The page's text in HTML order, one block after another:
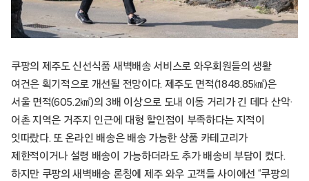
쿠팡의 제주도 신선식품 새벽배송 서비스로 와우회원들의 생활
여건은 획기적으로 개선될 전망이다. 제주도 면적(1848.85㎢)은
서울 면적(605.2㎢)의 3배 이상으로 도내 이동 거리가 긴 데다 산악·
어촌 지역은 거주지 인근에 대형 할인점이 부족하다는 지적이
잇따랐다. 또 온라인 배송은 배송 가능한 상품 카테고리가
제한적이거나 설령 배송이 가능하더라도 추가 배송비 부담이 컸다.
하지만 쿠팡의 새벽배송 론칭에 제주 와우 고객들 사이에선 “쿠팡의